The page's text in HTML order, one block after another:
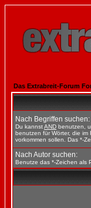
Das Extrabreit-Forum
Nach Begriffen suchen:
Du kannstAND benutzen,
benutzen für Wörter, die
vorkommen sollen. Das *-
Nach Autor suchen:
Benutze das *-Zeichen als